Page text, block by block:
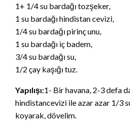
1+ 1/4 su bardağı tozşeker,
1 su bardağı hindistan cevizi,
1/4 su bardağı pirinç unu,
1 su bardağı iç badem,
3/4 su bardağı su,
1/2 çay kaşığı tuz.
Yapılışı:1- Bir havana, 2-3 defa
hindistancevizi ile azar azar 1/3
koyarak, dövelim.